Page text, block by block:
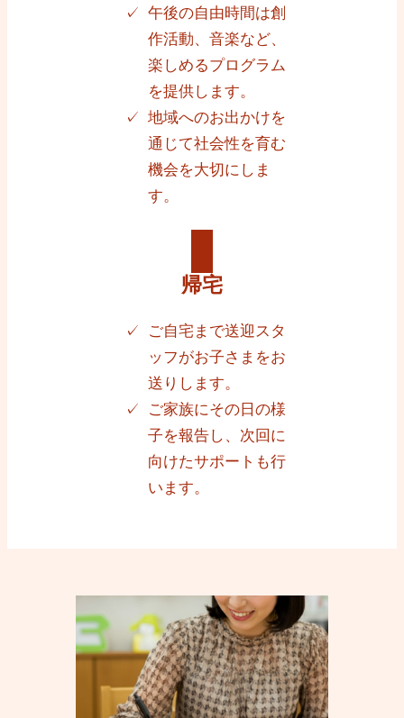
午後の自由時間は創
作活動、音楽など、
楽しめるプログラム
を提供します。
地域へのお出かけを
通じて社会性を育む
機会を大切にしま
す。
帰宅
ご自宅まで送迎スタ
ッフがお子さまをお
送りします。
ご家族にその日の様
子を報告し、次回に
向けたサポートも行
います。